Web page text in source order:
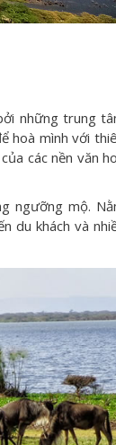
những trung
hoà mình với
các nền văn
ngưỡng mộ.
du khách và